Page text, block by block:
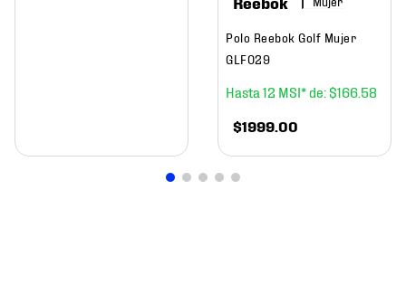
Polo Reebok Golf Mujer
GLF029
12 $166 58
$1999.00